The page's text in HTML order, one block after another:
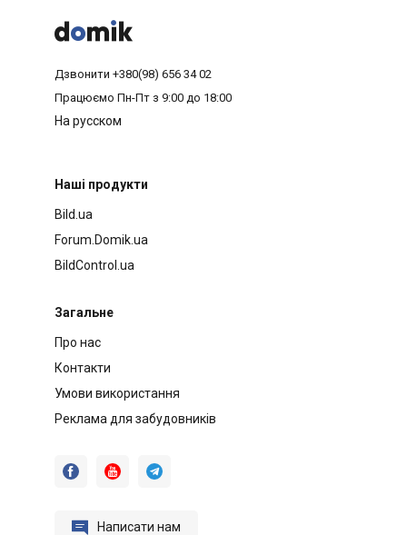



Дзвонити +380(98) 656 34 02
Працюємо Пн-Пт з 9:00 до 18:00
На русском
Наші продукти
Bild.ua
Forum.Domik.ua
BildControl.ua
Загальне
Про нас
Контакти
Умови використання
Реклама для забудовників
  
 Написати нам